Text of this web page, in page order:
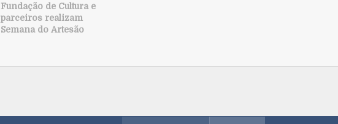
Fundação de Cultura e
parceiros realizam
Semana do Artesão